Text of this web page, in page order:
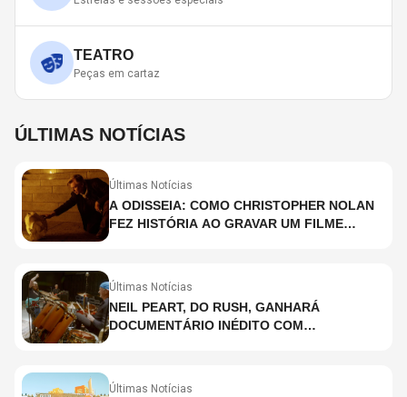
TEATRO
Peças em cartaz
ÚLTIMAS NOTÍCIAS
Últimas Notícias
A ODISSEIA: COMO CHRISTOPHER NOLAN
FEZ HISTÓRIA AO GRAVAR UM FILME
Últimas Notícias
NEIL PEART, DO RUSH, GANHARÁ
DOCUMENTÁRIO INÉDITO COM
Últimas Notícias